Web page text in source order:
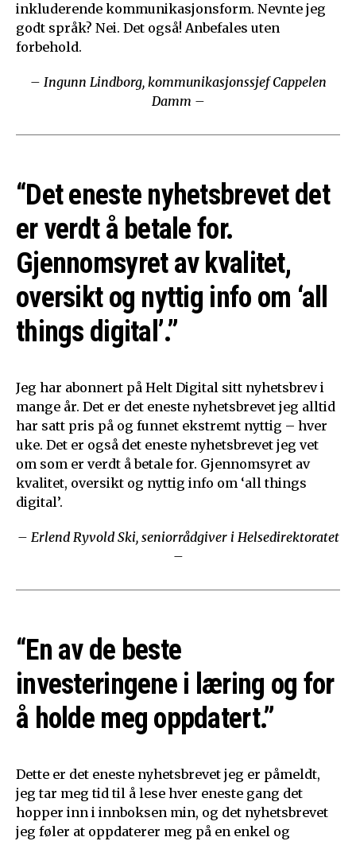
inkluderende kommunikasjonsform. Nevnte jeg
godt språk? Nei. Det også! Anbefales uten
forbehold.
– Ingunn Lindborg, kommunikasjonssjef Cappelen
Damm –
“Det eneste nyhetsbrevet det
er verdt å betale for.
Gjennomsyret av kvalitet,
oversikt og nyttig info om ‘all
things digital’.”
Jeg har abonnert på Helt Digital sitt nyhetsbrev i
mange år. Det er det eneste nyhetsbrevet jeg alltid
har satt pris på og funnet ekstremt nyttig – hver
uke. Det er også det eneste nyhetsbrevet jeg vet
om som er verdt å betale for. Gjennomsyret av
kvalitet, oversikt og nyttig info om ‘all things
digital’.
– Erlend Ryvold Ski, seniorrådgiver i Helsedirektoratet
–
“En av de beste
investeringene i læring og for
å holde meg oppdatert.”
Dette er det eneste nyhetsbrevet jeg er påmeldt,
jeg tar meg tid til å lese hver eneste gang det
hopper inn i innboksen min, og det nyhetsbrevet
jeg føler at oppdaterer meg på en enkel og